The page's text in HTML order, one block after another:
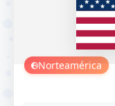
Norteamérica